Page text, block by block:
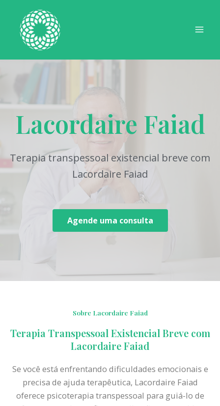
conteúdo
Lacordaire Faiad
Terapia transpessoal existencial breve com
Lacordaire Faiad
Agende uma consulta
Sobre Lacordaire Faiad
Terapia Transpessoal Existencial Breve com
Lacordaire Faiad
Se você está enfrentando dificuldades emocionais e
precisa de ajuda terapêutica, Lacordaire Faiad
oferece psicoterapia transpessoal para guiá-lo de